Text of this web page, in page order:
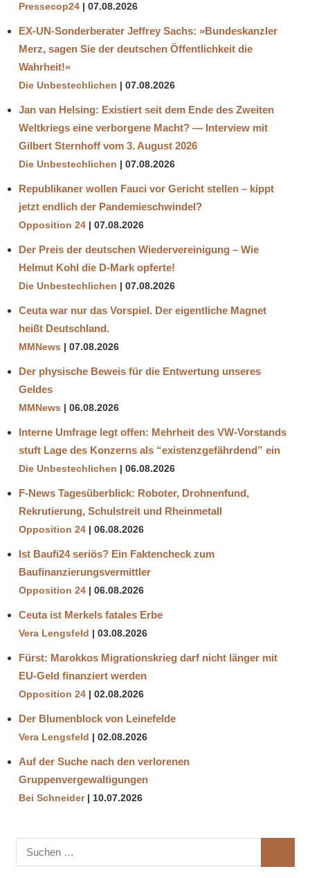
Pressecop24 07.08.2026
EX-UN-Sonderberater Jeffrey Sachs: »Bundeskanzler
Merz, sagen Sie der deutschen Öffentlichkeit die
Wahrheit!«
Die Unbestechlichen 07.08.2026
Jan van Helsing: Existiert seit dem Ende des Zweiten
Weltkriegs eine verborgene Macht? — Interview mit
Gilbert Sternhoff vom 3. August 2026
Die Unbestechlichen 07.08.2026
Republikaner wollen Fauci vor Gericht stellen – kippt
jetzt endlich der Pandemieschwindel?
Opposition 24 07.08.2026
Der Preis der deutschen Wiedervereinigung – Wie
Helmut Kohl die D‑Mark opferte!
Die Unbestechlichen 07.08.2026
Ceuta war nur das Vorspiel. Der eigentliche Magnet
heißt Deutschland.
MMNews 07.08.2026
Der physische Beweis für die Entwertung unseres
Geldes
MMNews 06.08.2026
Interne Umfrage legt offen: Mehrheit des VW-Vorstands
stuft Lage des Konzerns als “existenzgefährdend” ein
Die Unbestechlichen 06.08.2026
F-News Tagesüberblick: Roboter, Drohnenfund,
Rekrutierung, Schulstreit und Rheinmetall
Opposition 24 06.08.2026
Ist Baufi24 seriös? Ein Faktencheck zum
Baufinanzierungsvermittler
Opposition 24 06.08.2026
Ceuta ist Merkels fatales Erbe
Vera Lengsfeld 03.08.2026
Fürst: Marokkos Migrationskrieg darf nicht länger mit
EU-Geld finanziert werden
Opposition 24 02.08.2026
Der Blumenblock von Leinefelde
Vera Lengsfeld 02.08.2026
Auf der Suche nach den verlorenen
Gruppenvergewaltigungen
Bei Schneider 10.07.2026
Suchen
nach: